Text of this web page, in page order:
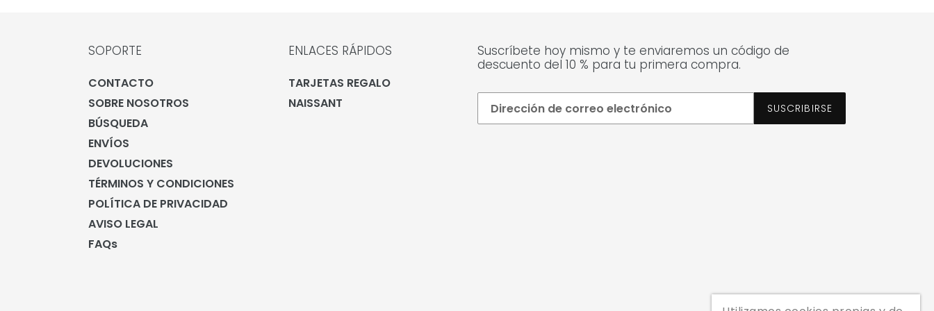
SOPORTE
CONTACTO
SOBRE NOSOTROS
BÚSQUEDA
ENVÍOS
DEVOLUCIONES
TÉRMINOS Y CONDICIONES
POLÍTICA DE PRIVACIDAD
AVISO LEGAL
FAQs
ENLACES RÁPIDOS
TARJETAS REGALO
NAISSANT
Suscríbete hoy mismo y te enviaremos un código de
descuento del 10 % para tu primera compra.
SUSCRIBIRSE